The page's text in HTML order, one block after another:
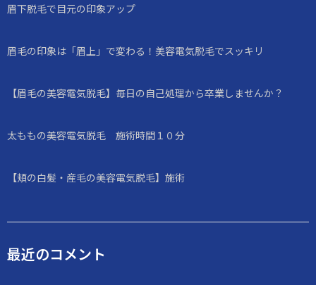
眉下脱毛で目元の印象アップ
眉毛の印象は「眉上」で変わる！美容電気脱毛でスッキリ
【眉毛の美容電気脱毛】毎日の自己処理から卒業しませんか？
太ももの美容電気脱毛 施術時間１０分
【頬の白髪・産毛の美容電気脱毛】施術
最近のコメント